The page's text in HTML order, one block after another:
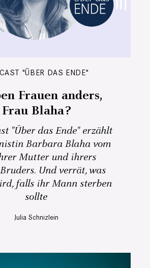
"ÜBER DAS ENDE"
Frauen anders,
Frau Blaha?
"Über das Ende" erzählt
Barbara Blaha vom
Mutter und ihrers
Und verrät, was
falls ihr Mann sterben
sollte
Julia Schnizlein